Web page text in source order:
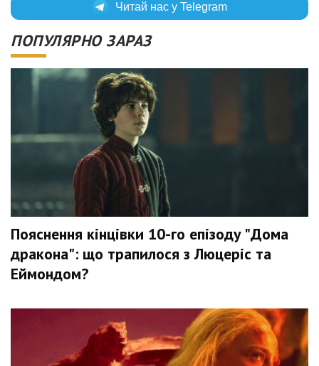
Читай нас у Telegram
ПОПУЛЯРНО ЗАРАЗ
Пояснення кінцівки 10-го епізоду "Дома
дракона": що трапилося з Люцеріс та
Еймондом?